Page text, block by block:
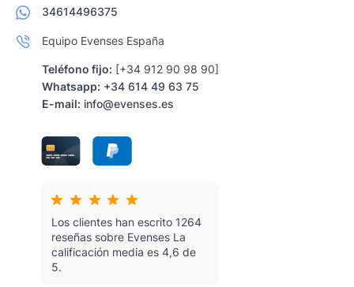
34614496375
Equipo Evenses España
Teléfono fijo: [+34 912 90 98 90]
Whatsapp: +34 614 49 63 75
E-mail: info@evenses.es
Los clientes han escrito 1264
reseñas sobre Evenses La
calificación media es 4,6 de
5.